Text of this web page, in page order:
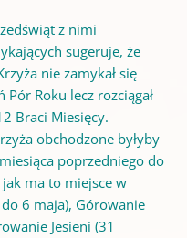
z nimi
sugeruje, że
nie zamykał się
Roku lecz rozciągał
Braci Miesięcy.
obchodzone byłyby
poprzedniego do
ma to miejsce w
6 maja), Górowanie
Jesieni (31